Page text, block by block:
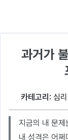
과거가
카테고리: 심
지금의 내 문제
내 성격은 어